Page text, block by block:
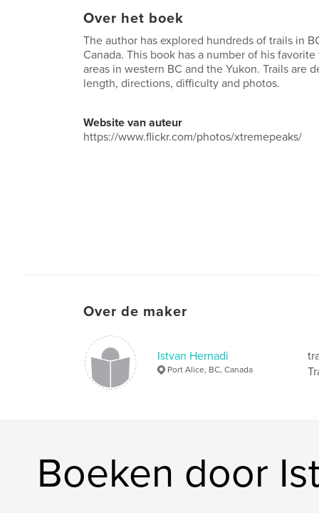
Over het boek
The author has explored hundreds of trails in
Canada. This book has a number of his
areas in western BC and the Yukon. Trails are
length, directions, difficulty and photos.
Website van auteur
https://www.flickr.com/photos/xtremepeaks/
Over de maker
Istvan Hernadi
Port Alice, BC, Canada
Boeken door